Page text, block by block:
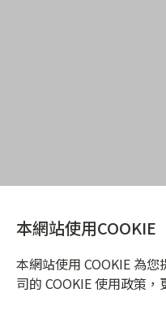
本網站使用COOKIE
本網站使用 COOKIE 為
司的 COOKIE 使用政策